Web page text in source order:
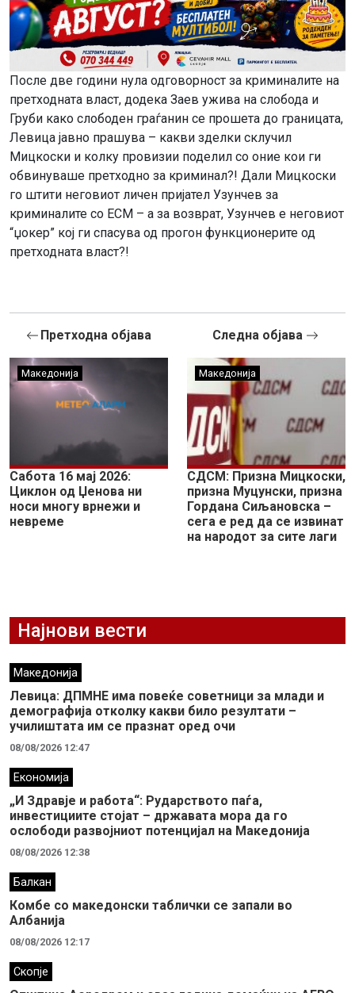
После две години нула одговорност за криминалите на
претходната власт, додека Заев ужива на слобода и
Груби како слободен граѓанин се прошета до границата,
Левица јавно прашува – какви зделки склучил
Мицкоски и колку провизии поделил со оние кои ги
обвинуваше претходно за криминал?! Дали Мицкоски
го штити неговиот личен пријател Узунчев за
криминалите со ЕСМ – а за возврат, Узунчев е неговиот
“џокер” кој ги спасува од прогон функционерите од
претходната власт?!
Претходна објава
Македонија
Сабота 16 мај 2026:
Циклон од Џенова ни
носи многу врнежи и
невреме
Следна објава
Македонија
СДСМ: Призна Мицкоски,
призна Муцунски, призна
Гордана Сиљановска –
сега е ред да се извинат
на народот за сите лаги
Најнови вести
Македонија
Левица: ДПМНЕ има повеќе советници за млади и
демографија отколку какви било резултати –
училиштата им се празнат оред очи
08/08/2026 12:47
Економија
„И Здравје и работа“: Рударството паѓа,
инвестициите стојат – државата мора да го
ослободи развојниот потенцијал на Македонија
08/08/2026 12:38
Балкан
Комбе со македонски таблички се запали во
Албанија
08/08/2026 12:17
Скопје